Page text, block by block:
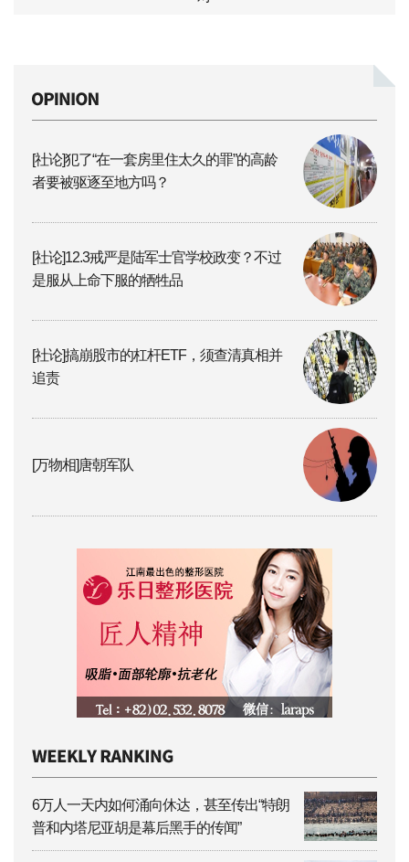
[社论]犯了“在一套房里住太久的罪”的高龄
者要被驱逐至地方吗？
[社论]12.3戒严是陆军士官学校政变？不过
是服从上命下服的牺牲品
[社论]搞崩股市的杠杆ETF，须查清真相并
追责
[万物相]唐朝军队
6万人一天内如何涌向休达，甚至传出“特朗
普和内塔尼亚胡是幕后黑手的传闻”